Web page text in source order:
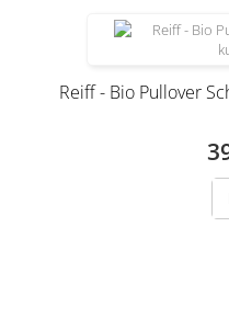
Reiff - Bio Pullover